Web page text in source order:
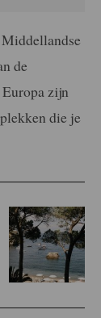
de
zijn
die je